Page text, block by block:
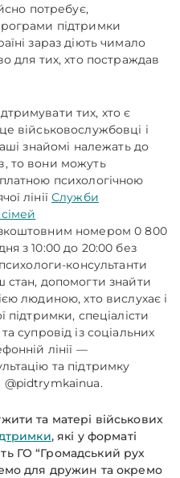
потребує,
підтримки
зараз діють чимало
для тих, хто постраждав
тих, хто є
військовослужбовці і
знайомі належать до
то вони можуть
психологічною
лініїСлужби
номером 0 800
з 10:00 до 20:00 без
консультанти
стан, допомогти знайти
людиною, хто вислухає і
підтримки, спеціалісти
супровід із соціальних
лінії —
та підтримку
та матері військових
, які у форматі
ГО “Громадський рух
для дружин та окремо